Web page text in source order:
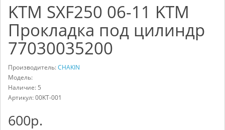
KTM SXF250 06-11 KTM
Прокладка под цилиндр
77030035200
Производитель:CHAKIN
Модель:
Наличие: 5
Артикул:00KT-001
600р.